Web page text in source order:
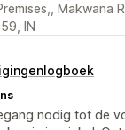
Makwana
IN
nodig tot de